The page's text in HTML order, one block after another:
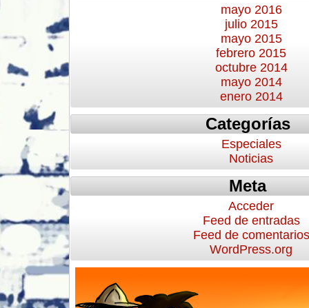
mayo 2016
julio 2015
mayo 2015
febrero 2015
octubre 2014
mayo 2014
enero 2014
Categorías
Especiales
Noticias
Meta
Acceder
Feed de entradas
Feed de comentarios
WordPress.org